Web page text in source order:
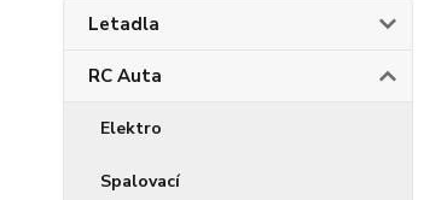
Letadla
RC Auta
Elektro
Spalovací